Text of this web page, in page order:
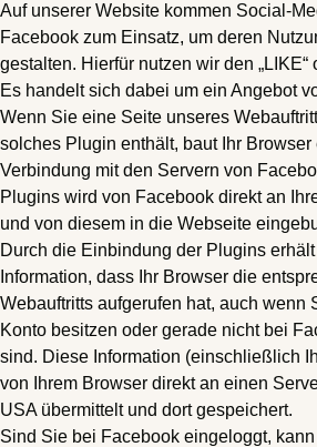
Auf unserer Website kommen Social-
Facebook zum Einsatz, um deren
gestalten. Hierfür nutzen wir den „LIKE“
Es handelt sich dabei um ein Angebot
Wenn Sie eine Seite unseres
solches Plugin enthält, baut Ihr Browser
Verbindung mit den Servern von
Plugins wird von Facebook direkt an
und von diesem in die Webseite
Durch die Einbindung der Plugins
Information, dass Ihr Browser die
Webauftritts aufgerufen hat, auch wenn
Konto besitzen oder gerade nicht bei
sind. Diese Information (einschließlich
von Ihrem Browser direkt an einen
USA übermittelt und dort gespeichert.
Sind Sie bei Facebook eingeloggt,